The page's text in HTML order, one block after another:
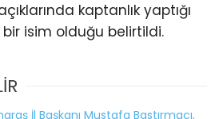
kaptanlık yaptığı
isim olduğu belirtildi.